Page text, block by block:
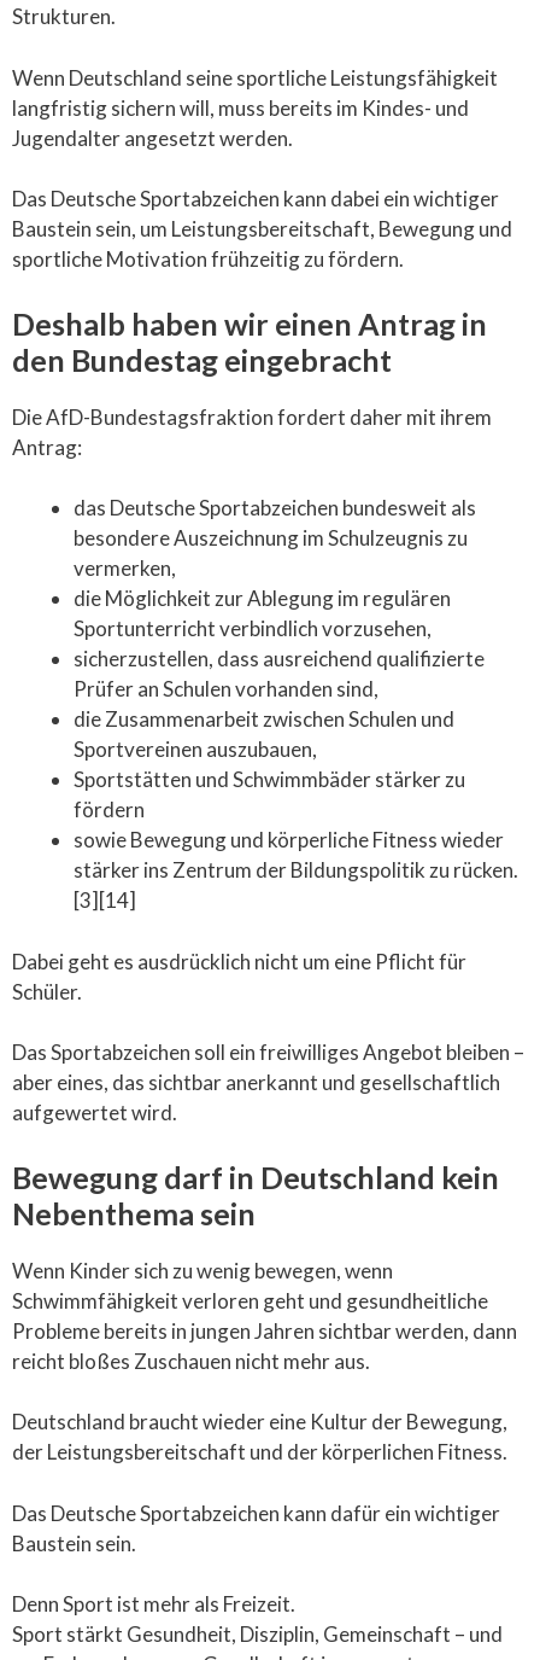
Strukturen.
Wenn Deutschland seine sportliche Leistungsfähigkeit
langfristig sichern will, muss bereits im Kindes- und
Jugendalter angesetzt werden.
Das Deutsche Sportabzeichen kann dabei ein wichtiger
Baustein sein, um Leistungsbereitschaft, Bewegung und
sportliche Motivation frühzeitig zu fördern.
Deshalb haben wir einen Antrag in
den Bundestag eingebracht
Die AfD-Bundestagsfraktion fordert daher mit ihrem
Antrag:
das Deutsche Sportabzeichen bundesweit als
besondere Auszeichnung im Schulzeugnis zu
vermerken,
die Möglichkeit zur Ablegung im regulären
Sportunterricht verbindlich vorzusehen,
sicherzustellen, dass ausreichend qualifizierte
Prüfer an Schulen vorhanden sind,
die Zusammenarbeit zwischen Schulen und
Sportvereinen auszubauen,
Sportstätten und Schwimmbäder stärker zu
fördern
sowie Bewegung und körperliche Fitness wieder
stärker ins Zentrum der Bildungspolitik zu rücken.
[3][14]
Dabei geht es ausdrücklich nicht um eine Pflicht für
Schüler.
Das Sportabzeichen soll ein freiwilliges Angebot bleiben –
aber eines, das sichtbar anerkannt und gesellschaftlich
aufgewertet wird.
Bewegung darf in Deutschland kein
Nebenthema sein
Wenn Kinder sich zu wenig bewegen, wenn
Schwimmfähigkeit verloren geht und gesundheitliche
Probleme bereits in jungen Jahren sichtbar werden, dann
reicht bloßes Zuschauen nicht mehr aus.
Deutschland braucht wieder eine Kultur der Bewegung,
der Leistungsbereitschaft und der körperlichen Fitness.
Das Deutsche Sportabzeichen kann dafür ein wichtiger
Baustein sein.
Denn Sport ist mehr als Freizeit.
Sport stärkt Gesundheit, Disziplin, Gemeinschaft – und